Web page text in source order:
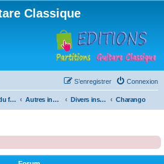
Classique
Connexion
S’enregistrer
Index du forum Autres instruments à cordes pincées, ou styles Divers instruments Charango